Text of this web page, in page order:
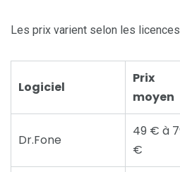
Les prix varient selon les
Logiciel
Prix
moyen
Dr.Fone
49 € à
€